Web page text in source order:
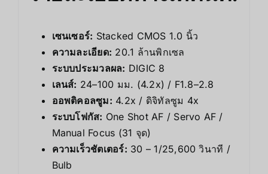
เซนเซอร์: Stacked CMOS 1.0 นิ้ว
ความละเอียด: 20.1 ล้านพิกเซล
ระบบประมวลผล: DIGIC 8
เลนส์: 24–100 มม. (4.2x) / F1.8–2.8
ออพติคอลซูม: 4.2x / ดิจิทัลซูม 4x
ระบบโฟกัส: One Shot AF / Servo AF /
Manual Focus (31 จุด)
ความเร็วชัตเตอร์: 30 – 1/25,600 วินาที /
Bulb